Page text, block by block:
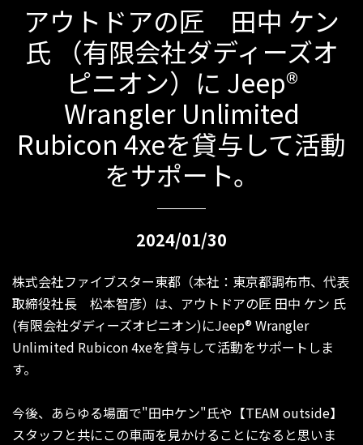
アウトドアの匠 田中 ケン
氏 （有限会社ダディーズオ
ピニオン）に Jeep®
Wrangler Unlimited
Rubicon 4xeを貸与して活動
をサポート。
2024/01/30
株式会社ファイブスター東都（本社：東京都調布市、代表
取締役社長 松本智彦）は、アウトドアの匠 田中 ケン 氏
(有限会社ダディーズオピニオン)にJeep® Wrangler
Unlimited Rubicon 4xeを貸与して活動をサポートしま
す。
今後、あらゆる場面で"田中ケン"氏や【TEAM outside】
スタッフと共にこの車両を見かけることになると思いま